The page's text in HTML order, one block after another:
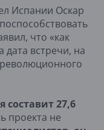
Испании Оскар
что «как
дата встречи, на
составит 27,6
проекта не